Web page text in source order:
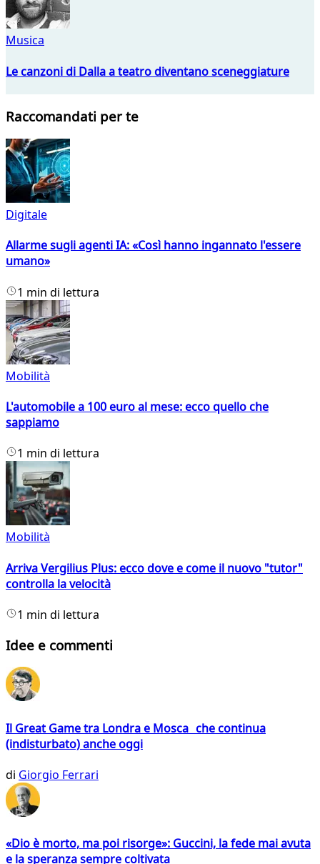
Musica
Le canzoni di Dalla a teatro diventano sceneggiature
Raccomandati per te
Digitale
Allarme sugli agenti IA: «Così hanno ingannato l'essere
umano»
1 min di lettura
Mobilità
L'automobile a 100 euro al mese: ecco quello che
sappiamo
1 min di lettura
Mobilità
Arriva Vergilius Plus: ecco dove e come il nuovo "tutor"
controlla la velocità
1 min di lettura
Idee e commenti
Il Great Game tra Londra e Mosca che continua
(indisturbato) anche oggi
di Giorgio Ferrari
«Dio è morto, ma poi risorge»: Guccini, la fede mai avuta
e la speranza sempre coltivata